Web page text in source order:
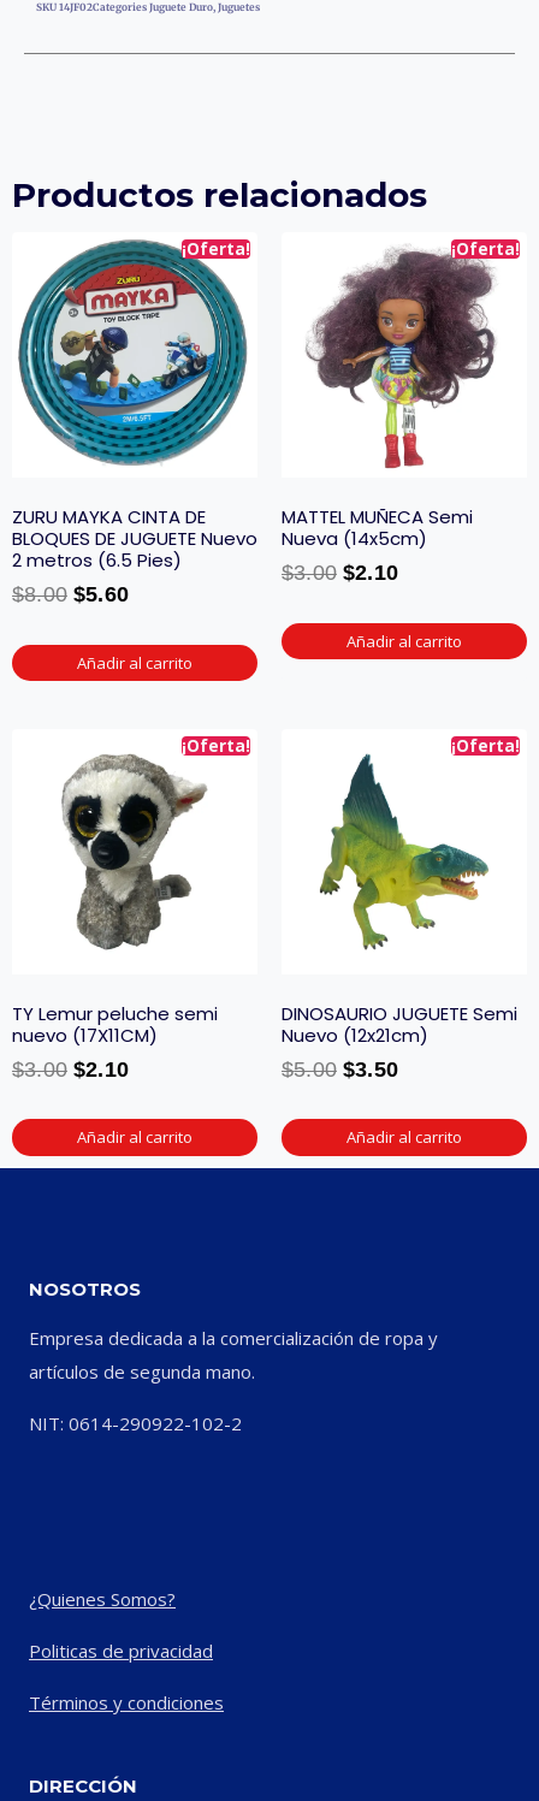
SKU 14JF02Categories Juguete Duro, Juguetes
Productos relacionados
¡Oferta!
ZURU MAYKA CINTA DE
BLOQUES DE JUGUETE Nuevo
2 metros (6.5 Pies)
$8.00 $5.60
Añadir al carrito
¡Oferta!
MATTEL MUÑECA Semi
Nueva (14x5cm)
$3.00 $2.10
Añadir al carrito
¡Oferta!
TY Lemur peluche semi
nuevo (17X11CM)
$3.00 $2.10
Añadir al carrito
¡Oferta!
DINOSAURIO JUGUETE Semi
Nuevo (12x21cm)
$5.00 $3.50
Añadir al carrito
NOSOTROS
Empresa dedicada a la comercialización de ropa y
artículos de segunda mano.
NIT: 0614-290922-102-2
¿Quienes Somos?
Politicas de privacidad
Términos y condiciones
DIRECCIÓN